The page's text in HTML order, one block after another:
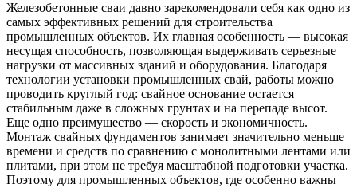
Железобетонные сваи давно зарекомендовали себя как одно из
самых эффективных решений для строительства
промышленных объектов. Их главная особенность — высокая
несущая способность, позволяющая выдерживать серьезные
нагрузки от массивных зданий и оборудования. Благодаря
технологии установки промышленных свай, работы можно
проводить круглый год: свайное основание остается
стабильным даже в сложных грунтах и на перепаде высот.
Еще одно преимущество — скорость и экономичность.
Монтаж свайных фундаментов занимает значительно меньше
времени и средств по сравнению с монолитными лентами или
плитами, при этом не требуя масштабной подготовки участка.
Поэтому для промышленных объектов, где особенно важны